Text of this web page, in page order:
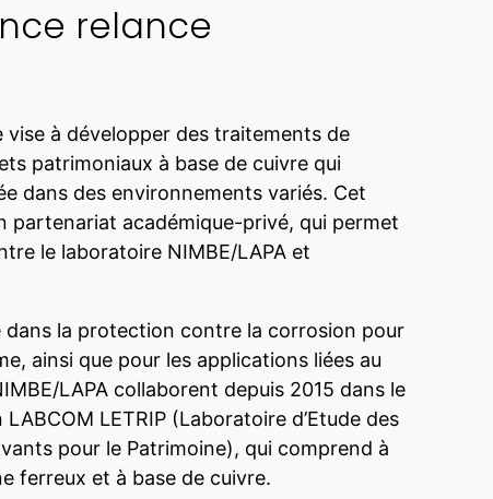
relance
vise à développer des traitements de
patrimoniaux à base de cuivre qui
dans des environnements variés. Cet
partenariat académique-privé, qui permet
le laboratoire NIMBE/LAPA et
dans la protection contre la corrosion pour
ainsi que pour les applications liées au
LAPA collaborent depuis 2015 dans le
LETRIP (Laboratoire d’Etude des
pour le Patrimoine), qui comprend à
ferreux et à base de cuivre.